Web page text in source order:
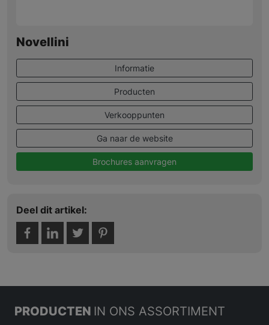
Novellini
Informatie
Producten
Verkooppunten
Ga naar de website
Brochures aanvragen
Deel dit artikel:
PRODUCTEN IN ONS ASSORTIMENT